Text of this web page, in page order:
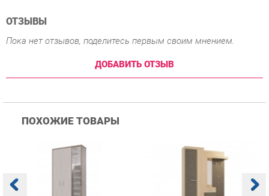
Прихожая Гранд Кволити
Домино mini Бодега
Купить
Алекс PR-0028 Дуб